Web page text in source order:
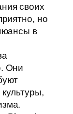
своих
но
в
Они